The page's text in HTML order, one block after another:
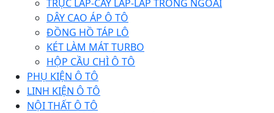
TRỤC LÁP-CÂY LÁP-LÁP TRONG NGOÀI
DÂY CAO ÁP Ô TÔ
ĐỒNG HỒ TÁP LÔ
KÉT LÀM MÁT TURBO
HỘP CẦU CHÌ Ô TÔ
PHỤ KIỆN Ô TÔ
LINH KIỆN Ô TÔ
NỘI THẤT Ô TÔ